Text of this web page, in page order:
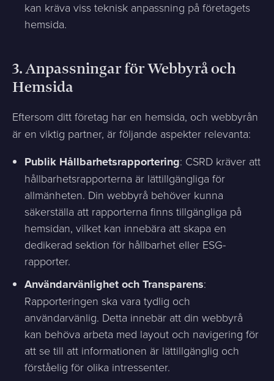
kan kräva viss teknisk anpassning på företagets
hemsida.
3.Anpassningar för Webbyrå och
Hemsida
Eftersom ditt företag har en hemsida, och webbyrån
är en viktig partner, är följande aspekter relevanta:
Publik Hållbarhetsrapportering: CSRD kräver att
hållbarhetsrapporterna är lättillgängliga för
allmänheten. Din webbyrå behöver kunna
säkerställa att rapporterna finns tillgängliga på
hemsidan, vilket kan innebära att skapa en
dedikerad sektion för hållbarhet eller ESG-
rapporter.
Användarvänlighet och Transparens:
Rapporteringen ska vara tydlig och
användarvänlig. Detta innebär att din webbyrå
kan behöva arbeta med layout och navigering för
att se till att informationen är lättillgänglig och
förståelig för olika intressenter.